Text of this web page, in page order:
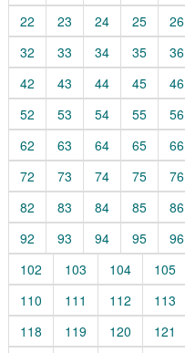
22
23 24 25 26
32
33 34 35 36
42
43 44 45 46
52
53 54 55 56
62
63 64 65 66
72
73 74 75 76
82
83 84 85 86
92
93 94 95 96
102
103 104 105
110
111 112 113
118
119 120 121